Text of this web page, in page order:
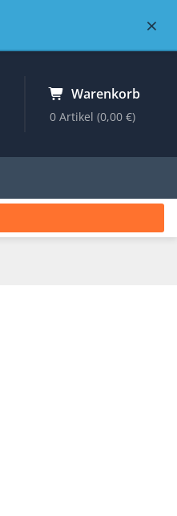
×
Warenkorb
0 Artikel(0,00 €)